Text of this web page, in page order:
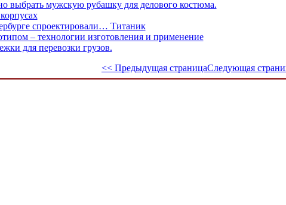
выбрать мужскую рубашку для делового костюма.
спроектировали… Титаник
– технологии изготовления и применение
для перевозки грузов.
<< Предыдущая страницаСледующая